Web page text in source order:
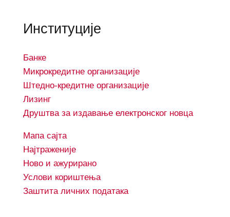
Институције
Банке
Микрокредитне организације
Штедно-кредитне организације
Лизинг
Друштва за издавање електронског новца
Мапа сајта
Најтраженије
Ново и ажурирано
Услови кориштењa
Заштита личних података